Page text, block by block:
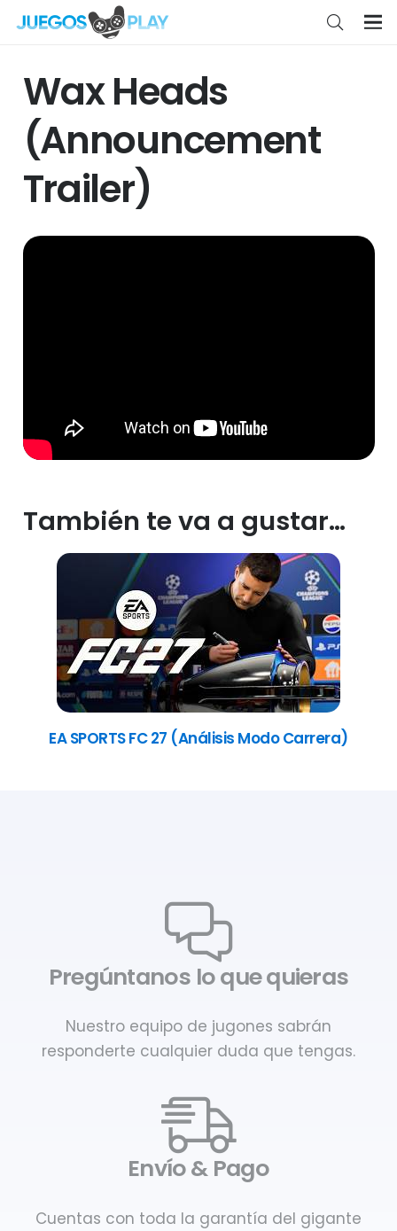
Wax Heads
(Announcement
Trailer)
También te va a gustar…
EA SPORTS FC 27 (Análisis Modo Carrera)
Pregúntanos lo que quieras
Nuestro equipo de jugones sabrán
responderte cualquier duda que tengas.
Envío & Pago
Cuentas con toda la garantía del gigante